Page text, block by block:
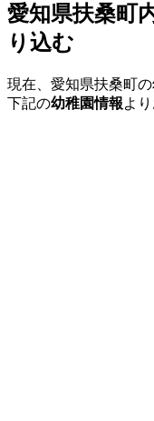
愛知県扶桑町
り込む
現在、愛知県扶桑町
下記の幼稚園情報よ